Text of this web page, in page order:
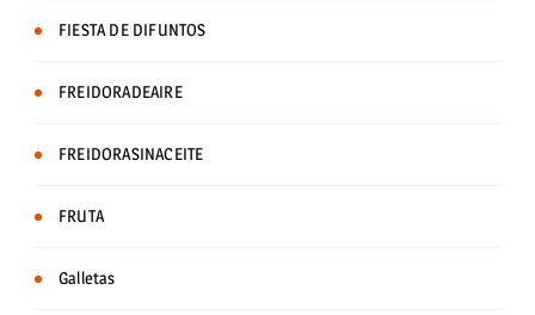
FIESTA DE DIFUNTOS
FREIDORADEAIRE
FREIDORASINACEITE
FRUTA
Galletas